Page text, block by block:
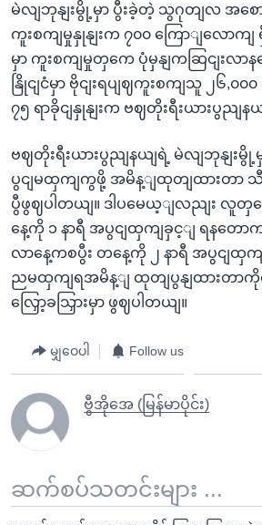
မဲလျဘုနျးမွို့မှာ ပွီးခဲ့တဲ့ သွဂုတျလ အစော
ကူးစကျမှုနှုနျးက ၇၀၀ ကြောျလောကျ
မှာ ကူးစကျမှုတှကေ ပုံမှနျကဆြငျးလာ
နြိုငျငံမှာ ဗိုငျးရပျဈကူးစကျသူ ၂၆,၀
၇၅ ရာခိုငျနှုနျးက ဗဈတိုးရီးယားပွညျ
ဗဈတိုးရီးယားပွညျနယျရဲ့ မဲလျဘုနျ
ပွငျမထှကျကွဖို့ အမိန့ျထုတျထားတာ သီ
ပွီဖွဈပါတယျ။ ဒါပမေယ့ျလညျး လူတှ
နေ့ကို ၁ နာရီ အပွငျထှကျခှင့ျ ရနတောက
လာနေ့ကစပွီး တနေ့ကို ၂ နာရီ အပွငျထှ
ညမထှကျရအမိန့ျ ထုတျပွနျထားတာကိုလ
လြှော့ခသြှားမှာ ဖွဈပါတယျ။
မျှဝေပါ Follow us
ဗွီအိုအေ (မြန်မာပိုင်း)
ဆက်စပ်သတင်းများ ...